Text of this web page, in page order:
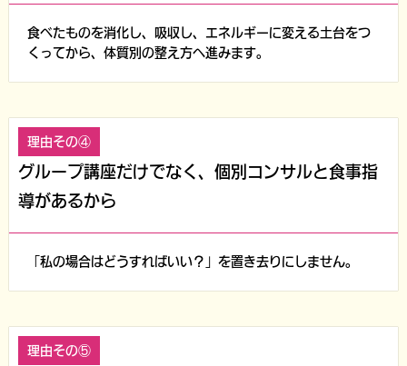
食べたものを消化し、吸収し、エネルギーに変える土台をつ
くってから、体質別の整え方へ進みます。
理由その④
グループ講座だけでなく、個別コンサルと食事指
導があるから
「私の場合はどうすればいい？」を置き去りにしません。
理由その⑤